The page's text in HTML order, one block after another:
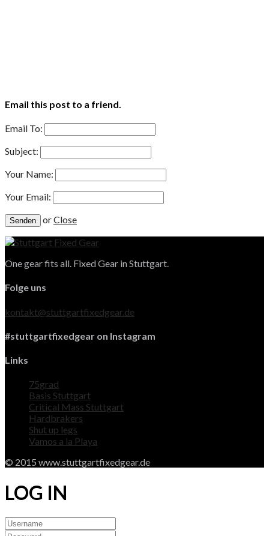
Email this post to a friend.
Email To:
Subject:
Your Name:
Your Email:
orClose
One gear fits all. Fixed Gear in Stuttgart.
Folge uns
kontakt@stuttgartfixedgear.de
#stuttgartfixedgear on Instagram
Links
75grad
Basis Stuttgart
Critical Mass Stuttgart
Hardbrakers
Shut up legs
Vamos a la Playa
© 2015 www.stuttgartfixedgear.de
LOG IN